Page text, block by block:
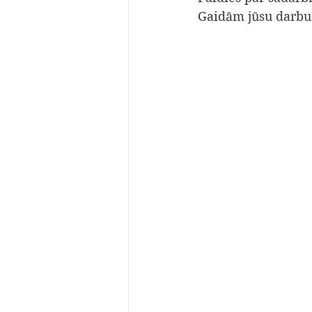
Gaidām jūsu